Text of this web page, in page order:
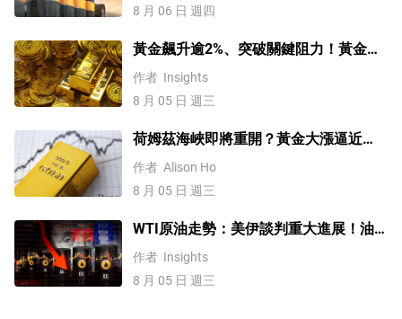
8 月 06 日 週四
黃金飆升逾2%、突破關鍵阻力！黃金、
WTI原油、美元指數、納指100指數技術
分析
作者 Insights
8 月 05 日 週三
荷姆茲海峽即將重開？黃金大漲逼近
4200美元！原油價格3連跌
作者 Alison Ho
8 月 05 日 週三
WTI原油走勢：美伊談判重大進展！油
價破位失守78.0，70關口能守住嗎？
作者 Insights
8 月 05 日 週三